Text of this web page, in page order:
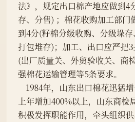
法》，规定出口棉产地应做到4
存、分售) ；棉花收购加工部门
到4分(籽棉分级收购、分级垛
打包堆存)；加工、出口应严把3
(出厂质量关、外贸验收关、商
强棉花运输管理等5条要求。
上年增加400%以上，山东商检
积极发挥职能作用，牵头组织